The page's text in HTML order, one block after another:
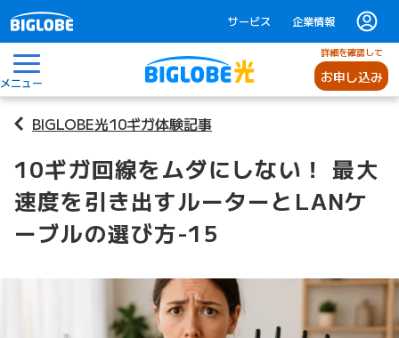
サービス 企業情報
メニュー
詳細を確認して
お申し込み
BIGLOBE光10ギガ体験記事
10ギガ回線をムダにしない！ 最大
速度を引き出すルーターとLANケ
ーブルの選び方-15